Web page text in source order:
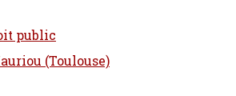
public
(Toulouse)